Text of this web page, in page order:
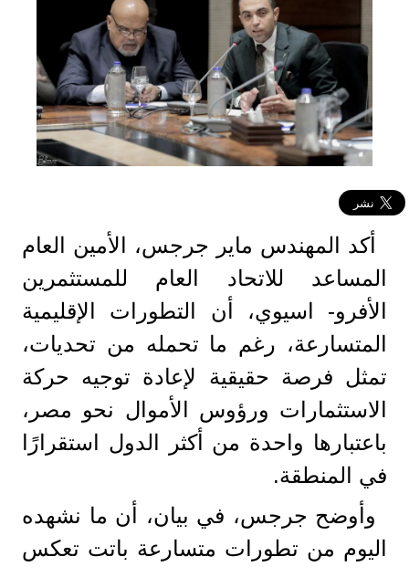
أكد المهندس ماير جرجس، الأمين العام
المساعد للاتحاد العام للمستثمرين
الأفرو- اسيوي، أن التطورات الإقليمية
المتسارعة، رغم ما تحمله من تحديات،
تمثل فرصة حقيقية لإعادة توجيه حركة
الاستثمارات ورؤوس الأموال نحو مصر،
باعتبارها واحدة من أكثر الدول استقرارًا
في المنطقة.
وأوضح جرجس، في بيان، أن ما نشهده
اليوم من تطورات متسارعة باتت تعكس